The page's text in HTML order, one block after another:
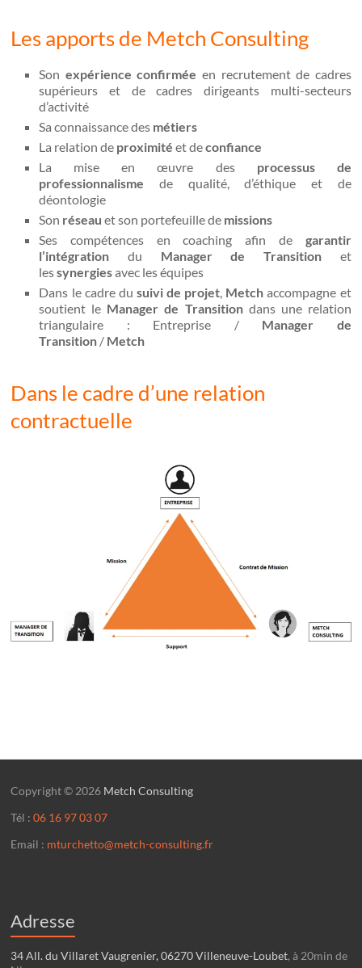
Les apports de Metch Consulting
Son expérience confirmée en recrutement de cadres
supérieurs et de cadres dirigeants multi-secteurs
d’activité
Sa connaissance des métiers
La relation de proximitéet deconfiance
La mise en œuvre des processus de
professionnalisme de qualité, d’éthique et de
déontologie
Son réseau et son portefeuille de missions
Ses compétences en coaching afin de garantir
l’intégration du Manager de Transitionet
lessynergiesavec les équipes
Dans le cadre du suivi de projet, Metch accompagne et
soutient le Manager de Transitiondans une relation
triangulaire : Entreprise / Manager de
Transition / Metch
Dans le cadre d’une relation
contractuelle
Copyright © 2026 Metch Consulting
Tél :06 16 97 03 07
Email : mturchetto@metch-consulting.fr
Adresse
34 All. du Villaret Vaugrenier, 06270 Villeneuve-Loubet, à 20min de